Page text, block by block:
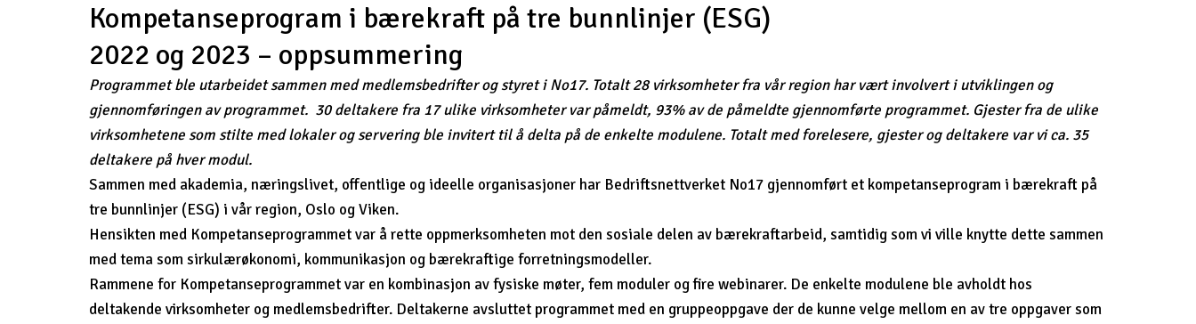
Kompetanseprogram i bærekraft på tre bunnlinjer (ESG)
2022 og 2023 – oppsummering
Programmet ble utarbeidet sammen med medlemsbedrifter og styret i No17. Totalt 28 virksomheter fra vår region har vært involvert i utviklingen og
gjennomføringen av programmet. 30 deltakere fra 17 ulike virksomheter var påmeldt, 93% av de påmeldte gjennomførte programmet. Gjester fra de ulike
virksomhetene som stilte med lokaler og servering ble invitert til å delta på de enkelte modulene. Totalt med forelesere, gjester og deltakere var vi ca. 35
deltakere på hver modul.
Sammen med akademia, næringslivet, offentlige og ideelle organisasjoner har Bedriftsnettverket No17 gjennomført et kompetanseprogram i bærekraft på
tre bunnlinjer (ESG) i vår region, Oslo og Viken.
Hensikten med Kompetanseprogrammet var å rette oppmerksomheten mot den sosiale delen av bærekraftarbeid, samtidig som vi ville knytte dette sammen
med tema som sirkulærøkonomi, kommunikasjon og bærekraftige forretningsmodeller.
Rammene for Kompetanseprogrammet var en kombinasjon av fysiske møter, fem moduler og fire webinarer. De enkelte modulene ble avholdt hos
deltakende virksomheter og medlemsbedrifter. Deltakerne avsluttet programmet med en gruppeoppgave der de kunne velge mellom en av tre oppgaver som